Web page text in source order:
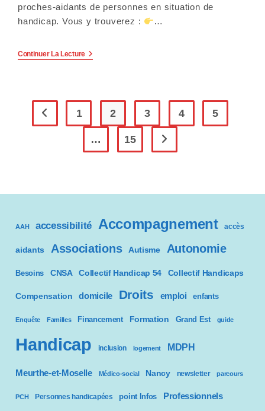
proches-aidants de personnes en situation de
handicap. Vous y trouverez :
…
Continuer La LectureOxygèneRépit54
L’été
Rentrée
2025.
Go to the previous page
1 2 3 4 5
… 15 Aller à la page suivante
AAH accessibilité Accompagnement accès
aidants Associations Autisme Autonomie
Besoins CNSA Collectif Handicap 54 Collectif Handicaps
Compensation domicile Droits emploi enfants
Enquête Familles Financement Formation Grand Est guide
Handicap inclusion logement MDPH
Meurthe-et-Moselle Médico-social Nancy newsletter parcours
PCH Personnes handicapées point Infos Professionnels